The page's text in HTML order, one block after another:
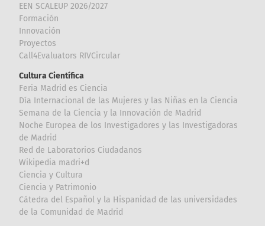
EEN SCALEUP 2026/2027
Formación
Innovación
Proyectos
Call4Evaluators RIVCircular
Cultura Científica
Feria Madrid es Ciencia
Día Internacional de las Mujeres y las Niñas en la Ciencia
Semana de la Ciencia y la Innovación de Madrid
Noche Europea de los Investigadores y las Investigadoras
de Madrid
Red de Laboratorios Ciudadanos
Wikipedia madri+d
Ciencia y Cultura
Ciencia y Patrimonio
Cátedra del Español y la Hispanidad de las universidades
de la Comunidad de Madrid